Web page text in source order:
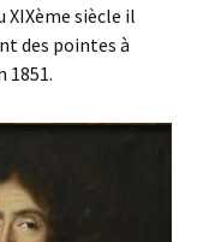
siècle il
des pointes à
1851.